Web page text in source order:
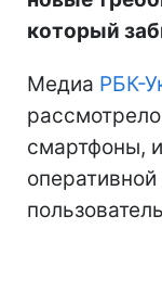
который
Медиа РБК-
смартфоны,